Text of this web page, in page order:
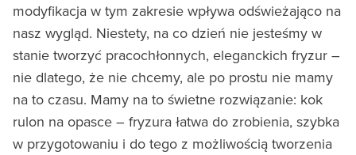
modyfikacja w tym zakresie wpływa odświeżająco na
nasz wygląd. Niestety, na co dzień nie jesteśmy w
stanie tworzyć pracochłonnych, eleganckich fryzur –
nie dlatego, że nie chcemy, ale po prostu nie mamy
na to czasu. Mamy na to świetne rozwiązanie: kok
rulon na opasce – fryzura łatwa do zrobienia, szybka
w przygotowaniu i do tego z możliwością tworzenia